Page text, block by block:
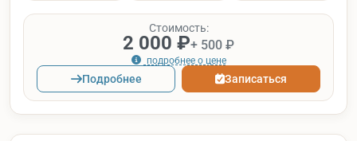
Стоимость:
2 000 ₽+ 500 ₽
подробнее о цене
Подробнее Записаться